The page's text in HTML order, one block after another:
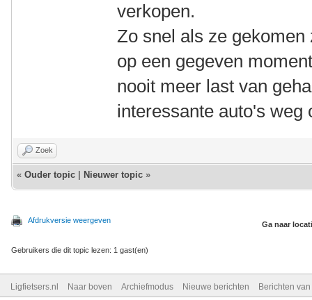
verkopen.
Zo snel als ze
op een gegeven
nooit meer last van
interessante auto's weg
Zoek
« Ouder topic Nieuwer topic »
Afdrukversie weergeven Ga naar
Gebruikers die dit topic lezen: 1 gast(en)
Ligfietsers.nl Naar boven Archiefmodus Nieuwe berichten Berichten